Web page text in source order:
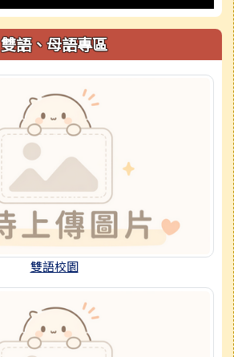
雙語、母語專區
雙語校園